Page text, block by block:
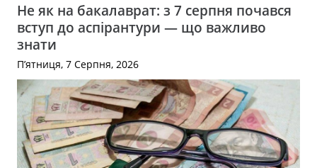
Не як на бакалаврат: з 7 серпня почався
вступ до аспірантури — що важливо
знати
П’ятниця, 7 Серпня, 2026